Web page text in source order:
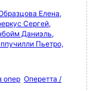
Елена,
Сергей,
Даниэль,
Пьетро,
опер Оперетта /